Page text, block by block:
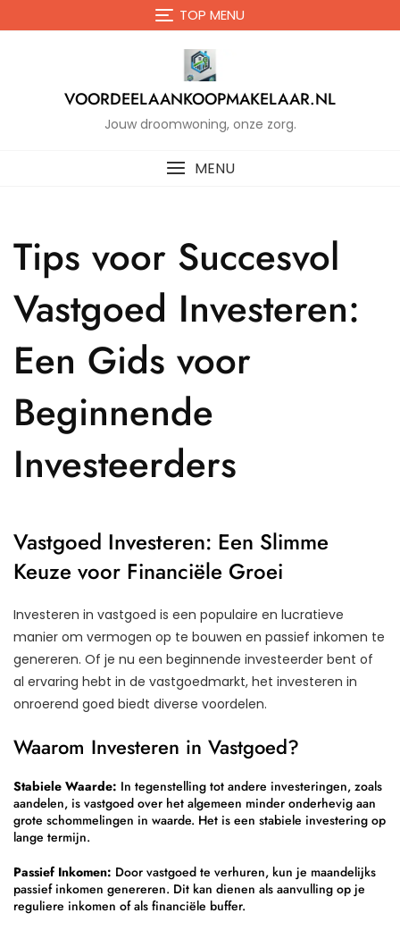
de
TOP MENU
VOORDEELAANKOOPMAKELAAR.NL
Jouw droomwoning, onze zorg.
MENU
Tips voor Succesvol
Vastgoed Investeren:
Een Gids voor
Beginnende
Investeerders
Vastgoed Investeren: Een Slimme
Keuze voor Financiële Groei
Investeren in vastgoed is een populaire en lucratieve
manier om vermogen op te bouwen en passief inkomen te
genereren. Of je nu een beginnende investeerder bent of
al ervaring hebt in de vastgoedmarkt, het investeren in
onroerend goed biedt diverse voordelen.
Waarom Investeren in Vastgoed?
Stabiele Waarde: In tegenstelling tot andere investeringen, zoals
aandelen, is vastgoed over het algemeen minder onderhevig aan
grote schommelingen in waarde. Het is een stabiele investering op
lange termijn.
Passief Inkomen: Door vastgoed te verhuren, kun je maandelijks
passief inkomen genereren. Dit kan dienen als aanvulling op je
reguliere inkomen of als financiële buffer.